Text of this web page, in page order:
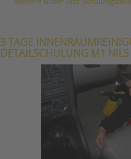
Weitere Bilder und
3 TAGE
DETAILSCHULUNG M1 NILS